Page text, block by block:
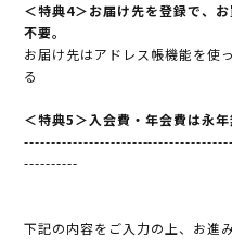
＜特典4＞お届け先を登録で、
不要。
お届け先はアドレス帳機能を使
る
＜特典5＞入会費・年会費は永
----------
下記の内容をご入力の上、お進